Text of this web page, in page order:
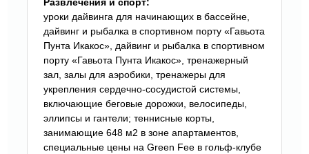
Развлечения и спорт:
уроки дайвинга для начинающих в бассейне,
дайвинг и рыбалка в спортивном порту «Гавьота
Пунта Икакос», дайвинг и рыбалка в спортивном
порту «Гавьота Пунта Икакос», тренажерный
зал, залы для аэробики, тренажеры для
укрепления сердечно-сосудистой системы,
включающие беговые дорожки, велосипеды,
эллипсы и гантели; теннисные корты,
занимающие 648 м2 в зоне апартаментов,
специальные цены на Green Fee в гольф-клубе